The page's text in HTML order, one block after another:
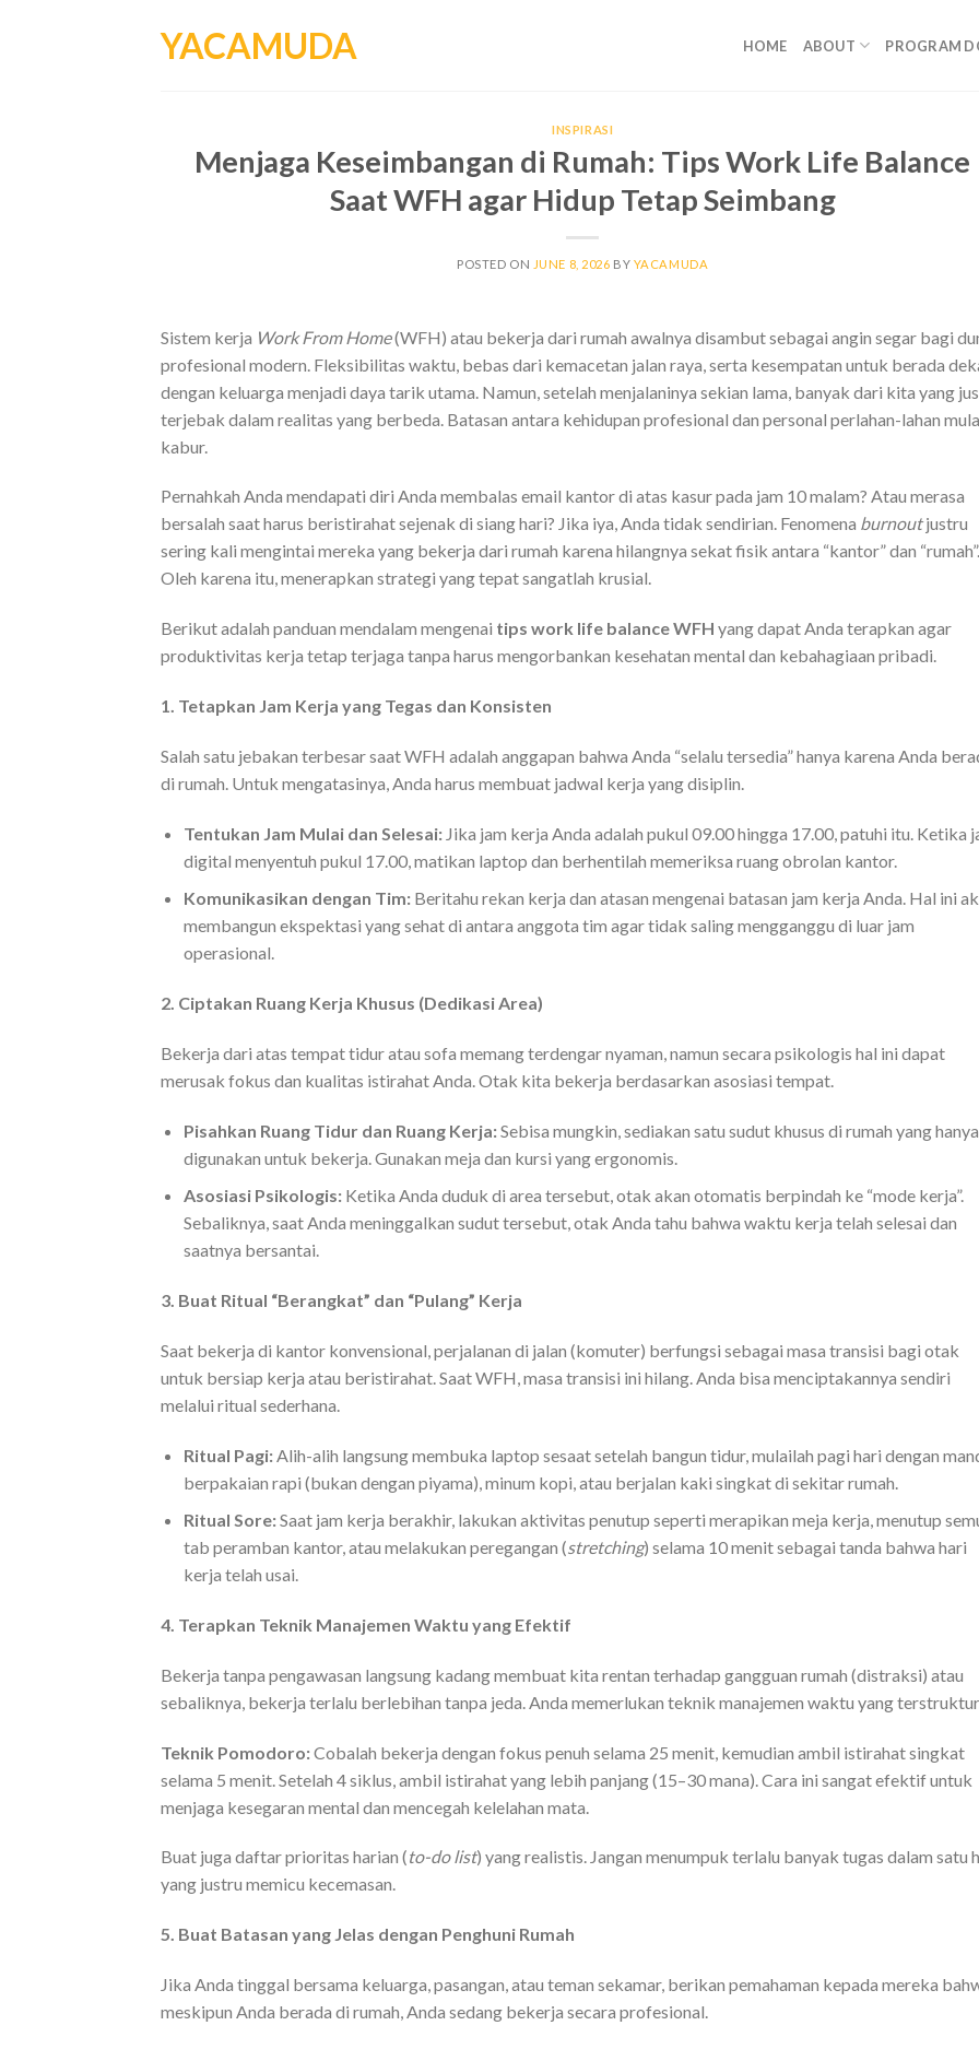
YACAMUDA HOME ABOUT PROGRAM
INSPIRASI
Menjaga Keseimbangan di Rumah: Tips Work Life Balance
Saat WFH agar Hidup Tetap Seimbang
POSTED ON JUNE 8, 2026 BY YACAMUDA
Sistem kerja Work From Home(WFH) atau bekerja dari rumah awalnya disambut sebagai angin segar bagi
profesional modern. Fleksibilitas waktu, bebas dari kemacetan jalan raya, serta kesempatan untuk berada
dengan keluarga menjadi daya tarik utama. Namun, setelah menjalaninya sekian lama, banyak dari kita yang
terjebak dalam realitas yang berbeda. Batasan antara kehidupan profesional dan personal perlahan-lahan
kabur.
Pernahkah Anda mendapati diri Anda membalas email kantor di atas kasur pada jam 10 malam? Atau merasa
bersalah saat harus beristirahat sejenak di siang hari? Jika iya, Anda tidak sendirian. Fenomena burnoutjustru
sering kali mengintai mereka yang bekerja dari rumah karena hilangnya sekat fisik antara “kantor” dan “rumah”.
Oleh karena itu, menerapkan strategi yang tepat sangatlah krusial.
Berikut adalah panduan mendalam mengenai tips work life balance WFH yang dapat Anda terapkan agar
produktivitas kerja tetap terjaga tanpa harus mengorbankan kesehatan mental dan kebahagiaan pribadi.
1. Tetapkan Jam Kerja yang Tegas dan Konsisten
Salah satu jebakan terbesar saat WFH adalah anggapan bahwa Anda “selalu tersedia” hanya karena Anda
di rumah. Untuk mengatasinya, Anda harus membuat jadwal kerja yang disiplin.
Tentukan Jam Mulai dan Selesai:Jika jam kerja Anda adalah pukul 09.00 hingga 17.00, patuhi itu. Ketika
digital menyentuh pukul 17.00, matikan laptop dan berhentilah memeriksa ruang obrolan kantor.
Komunikasikan dengan Tim:Beritahu rekan kerja dan atasan mengenai batasan jam kerja Anda. Hal ini
membangun ekspektasi yang sehat di antara anggota tim agar tidak saling mengganggu di luar jam
operasional.
2. Ciptakan Ruang Kerja Khusus (Dedikasi Area)
Bekerja dari atas tempat tidur atau sofa memang terdengar nyaman, namun secara psikologis hal ini dapat
merusak fokus dan kualitas istirahat Anda. Otak kita bekerja berdasarkan asosiasi tempat.
Pisahkan Ruang Tidur dan Ruang Kerja:Sebisa mungkin, sediakan satu sudut khusus di rumah yang hanya
digunakan untuk bekerja. Gunakan meja dan kursi yang ergonomis.
Asosiasi Psikologis:Ketika Anda duduk di area tersebut, otak akan otomatis berpindah ke “mode kerja”.
Sebaliknya, saat Anda meninggalkan sudut tersebut, otak Anda tahu bahwa waktu kerja telah selesai dan
saatnya bersantai.
3. Buat Ritual “Berangkat” dan “Pulang” Kerja
Saat bekerja di kantor konvensional, perjalanan di jalan (komuter) berfungsi sebagai masa transisi bagi otak
untuk bersiap kerja atau beristirahat. Saat WFH, masa transisi ini hilang. Anda bisa menciptakannya sendiri
melalui ritual sederhana.
Ritual Pagi:Alih-alih langsung membuka laptop sesaat setelah bangun tidur, mulailah pagi hari dengan
berpakaian rapi (bukan dengan piyama), minum kopi, atau berjalan kaki singkat di sekitar rumah.
Ritual Sore:Saat jam kerja berakhir, lakukan aktivitas penutup seperti merapikan meja kerja, menutup
tab peramban kantor, atau melakukan peregangan (stretching) selama 10 menit sebagai tanda bahwa hari
kerja telah usai.
4. Terapkan Teknik Manajemen Waktu yang Efektif
Bekerja tanpa pengawasan langsung kadang membuat kita rentan terhadap gangguan rumah (distraksi) atau
sebaliknya, bekerja terlalu berlebihan tanpa jeda. Anda memerlukan teknik manajemen waktu yang terstruktur.
Teknik Pomodoro:Cobalah bekerja dengan fokus penuh selama 25 menit, kemudian ambil istirahat singkat
selama 5 menit. Setelah 4 siklus, ambil istirahat yang lebih panjang (15–30 mana). Cara ini sangat efektif untuk
menjaga kesegaran mental dan mencegah kelelahan mata.
Buat juga daftar prioritas harian (to-do list) yang realistis. Jangan menumpuk terlalu banyak tugas dalam satu
yang justru memicu kecemasan.
5. Buat Batasan yang Jelas dengan Penghuni Rumah
Jika Anda tinggal bersama keluarga, pasangan, atau teman sekamar, berikan pemahaman kepada mereka
meskipun Anda berada di rumah, Anda sedang bekerja secara profesional.